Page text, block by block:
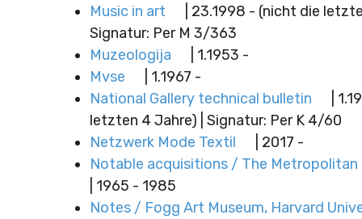
Music in art
| 23.1998 - (nicht die
Signatur: Per M 3/363
Muzeologija
| 1.1953 -
Mvse
| 1.1967 -
National Gallery technical bulletin
|
letzten 4 Jahre) | Signatur: Per K 4/60
Netzwerk Mode Textil
| 2017 -
Notable acquisitions / The
| 1965 - 1985
Notes / Fogg Art Museum, Harvard